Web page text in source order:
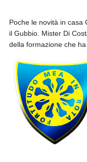
Poche le novità in casa
il Gubbio. Mister Di
della formazione che